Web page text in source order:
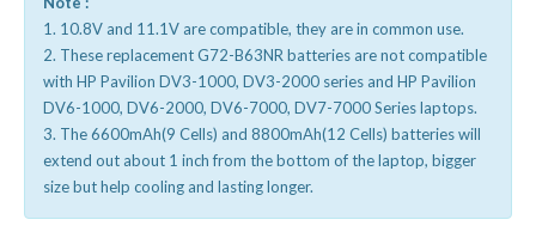
1. 10.8V and 11.1V are compatible, they are in common use.
2. These replacement G72-B63NR batteries are not compatible
with HP Pavilion DV3-1000, DV3-2000 series and HP Pavilion
DV6-1000, DV6-2000, DV6-7000, DV7-7000 Series laptops.
3. The 6600mAh(9 Cells) and 8800mAh(12 Cells) batteries will
extend out about 1 inch from the bottom of the laptop, bigger
size but help cooling and lasting longer.